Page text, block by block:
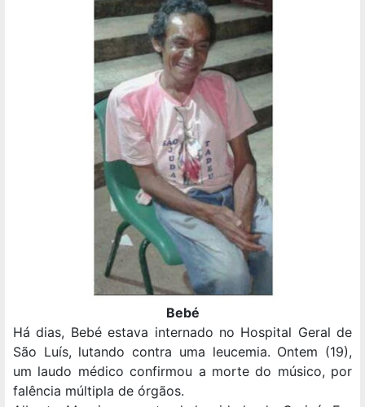
Bebé
Há dias, Bebé estava internado no Hospital Geral de
São Luís, lutando contra uma leucemia. Ontem (19),
um laudo médico confirmou a morte do músico, por
falência múltipla de órgãos.